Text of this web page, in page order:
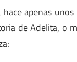
apenas
de Adelita, o